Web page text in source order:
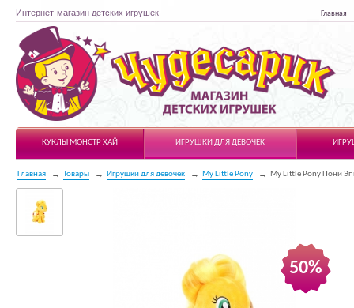
Интернет-магазин детских игрушек Главная
Чудесарик
КУКЛЫ МОНСТР ХАЙ
ИГРУШКИ ДЛЯ ДЕВОЧЕК
Главная Товары Игрушки для девочек My Little Pony My Little Pony Пони
50%